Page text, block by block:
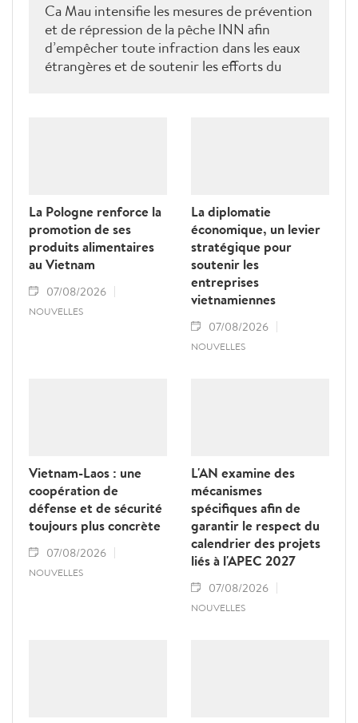
Ca Mau intensifie les mesures de prévention
et de répression de la pêche INN afin
d’empêcher toute infraction dans les eaux
étrangères et de soutenir les efforts du
La Pologne renforce la
promotion de ses
produits alimentaires
au Vietnam
07/08/2026
NOUVELLES
La diplomatie
économique, un levier
stratégique pour
soutenir les
entreprises
vietnamiennes
07/08/2026
NOUVELLES
Vietnam-Laos : une
coopération de
défense et de sécurité
toujours plus concrète
07/08/2026
NOUVELLES
L'AN examine des
mécanismes
spécifiques afin de
garantir le respect du
calendrier des projets
liés à l'APEC 2027
07/08/2026
NOUVELLES